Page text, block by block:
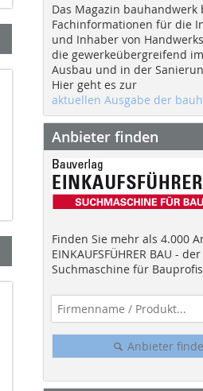
Das Magazin bauhandwerk
Fachinformationen für die
und Inhaber von
die gewerkeübergreifend
Ausbau und in der
Hier geht es zur
aktuellen Ausgabe der
Anbieter finden
Finden Sie mehr als 4.000
EINKAUFSFÜHRER BAU - der
Suchmaschine für
Anbieter